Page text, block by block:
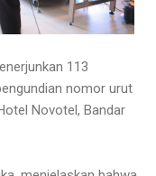
113
nomor urut
Novotel, Bandar